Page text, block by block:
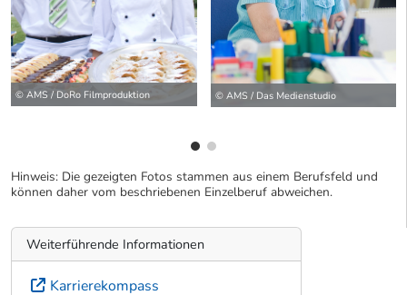
© AMS / DoRo Filmproduktion © AMS / Das Medienstudio
Hinweis: Die gezeigten Fotos stammen aus einem Berufsfeld und
können daher vom beschriebenen Einzelberuf abweichen.
Weiterführende Informationen
Karrierekompass